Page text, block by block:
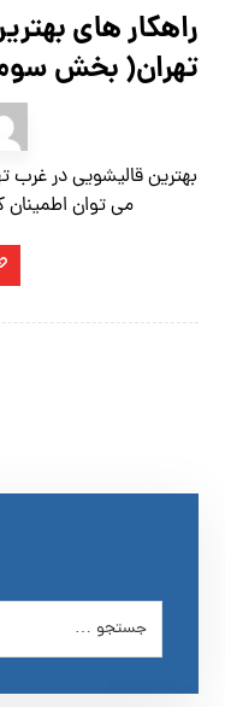
راهکار های
تهران( بخش
بهترین قالیشویی در
می توان اطمینان